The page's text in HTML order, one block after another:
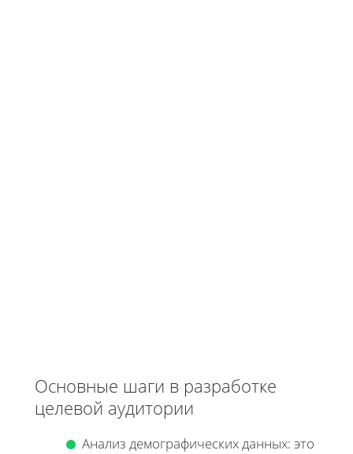
Основные шаги в разработке
целевой аудитории
Анализ демографических данных: это